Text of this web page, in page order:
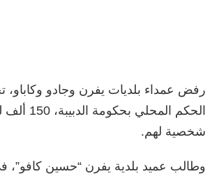
رفض عمداء بلديات يفرن وجادو
الحكم
شخصية لهم.
وطالب عميد بلدية يفرن “حسين كافو”،